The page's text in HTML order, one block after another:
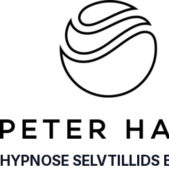
HYPNOSE SELVTILLIDS